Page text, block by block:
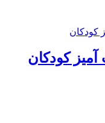
کودکان